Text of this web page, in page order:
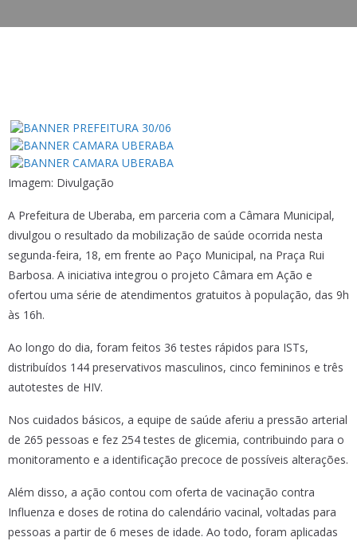
Imagem: Divulgação
A Prefeitura de Uberaba, em parceria com a Câmara Municipal,
divulgou o resultado da mobilização de saúde ocorrida nesta
segunda-feira, 18, em frente ao Paço Municipal, na Praça Rui
Barbosa. A iniciativa integrou o projeto Câmara em Ação e
ofertou uma série de atendimentos gratuitos à população, das 9h
às 16h.
Ao longo do dia, foram feitos 36 testes rápidos para ISTs,
distribuídos 144 preservativos masculinos, cinco femininos e três
autotestes de HIV.
Nos cuidados básicos, a equipe de saúde aferiu a pressão arterial
de 265 pessoas e fez 254 testes de glicemia, contribuindo para o
monitoramento e a identificação precoce de possíveis alterações.
Além disso, a ação contou com oferta de vacinação contra
Influenza e doses de rotina do calendário vacinal, voltadas para
pessoas a partir de 6 meses de idade. Ao todo, foram aplicadas